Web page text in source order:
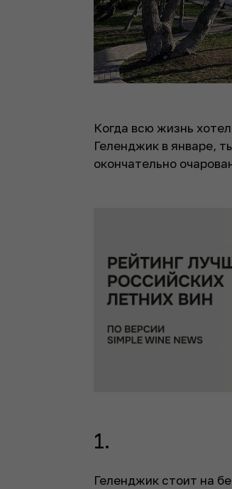
Когда всю жизнь
Геленджик в январе,
окончательно
1.
Геленджик стоит на